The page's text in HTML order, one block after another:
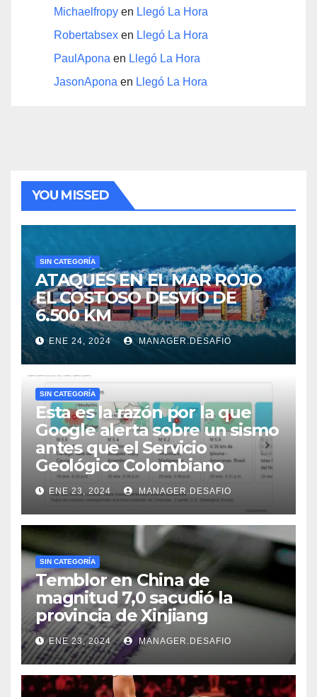
Michaelfropy en Llegó La Hora
Robertabsex en Llegó La Hora
PaulApona en Llegó La Hora
JasonApona en Llegó La Hora
YOU MISSED
SIN CATEGORÍA
ATAQUES EN EL MAR ROJO
EL COSTOSO DESVÍO DE
6.500 KM
ENE 24, 2024 MANAGER.DESAFIO
SIN CATEGORÍA
Esta es la razón por la que
Google alerta sobre un sismo
antes que el Servicio
Geológico Colombiano
ENE 23, 2024 MANAGER.DESAFIO
SIN CATEGORÍA
Temblor en China de
magnitud 7,0 sacudió la
provincia de Xinjiang
ENE 23, 2024 MANAGER.DESAFIO